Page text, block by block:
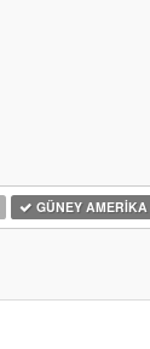
GÜNEY AMERIKA